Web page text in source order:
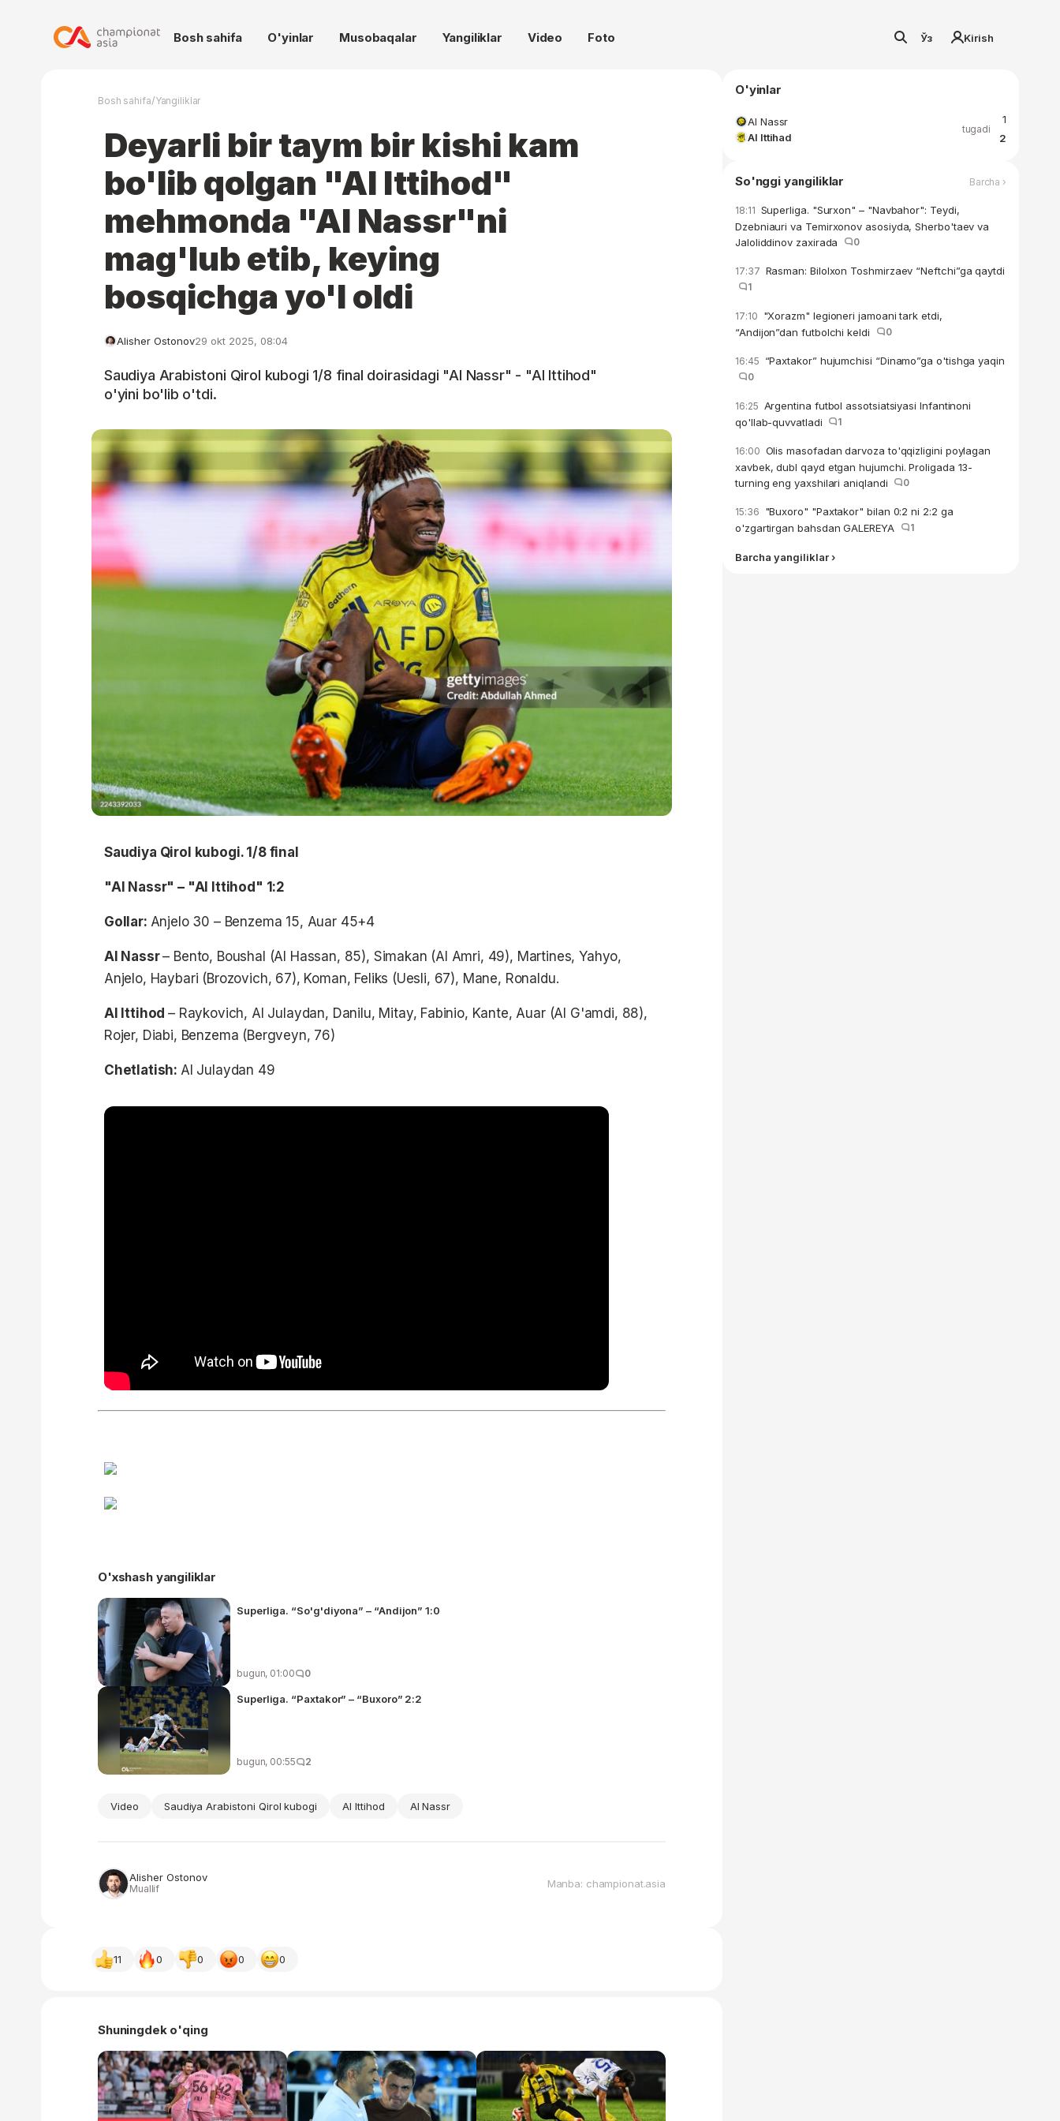
Bosh sahifa O'yinlar Musobaqalar Yangiliklar Video Foto Ўз Kirish
Bosh sahifa/Yangiliklar
Deyarli bir taym bir kishi kam
bo'lib qolgan "Al Ittihod"
mehmonda "Al Nassr"ni
mag'lub etib, keying
bosqichga yo'l oldi
Alisher Ostonov29 okt 2025, 08:04
Saudiya Arabistoni Qirol kubogi 1/8 final doirasidagi "Al Nassr" - "Al Ittihod"
o'yini bo'lib o'tdi.
Saudiya Qirol kubogi. 1/8 final
"Al Nassr" – "Al Ittihod" 1:2
Gollar: Anjelo 30 – Benzema 15, Auar 45+4
Al Nassr– Bento, Boushal (Al Hassan, 85), Simakan (Al Amri, 49), Martines, Yahyo,
Anjelo, Haybari (Brozovich, 67), Koman, Feliks (Uesli, 67), Mane, Ronaldu.
Al Ittihod– Raykovich, Al Julaydan, Danilu, Mitay, Fabinio, Kante, Auar (Al G'amdi, 88),
Rojer, Diabi, Benzema (Bergveyn, 76)
Chetlatish: Al Julaydan 49
O'xshash yangiliklar
Superliga. “So'g'diyona” – “Andijon” 1:0
bugun, 01:00 0
Superliga. “Paxtakor” – “Buxoro” 2:2
bugun, 00:55 2
Video Saudiya Arabistoni Qirol kubogi Al Ittihod Al Nassr
Alisher Ostonov
Muallif Manba: championat.asia
11 0 0 0 0
Shuningdek o'qing
O'yinlar
Al Nassr
Al Ittihad
tugadi
1
2
So'nggi yangiliklar Barcha ›
18:11 Superliga. "Surxon" – "Navbahor": Teydi,
Dzebniauri va Temirxonov asosiyda, Sherbo'taev va
Jaloliddinov zaxirada
0
17:37 Rasman: Bilolxon Toshmirzaev “Neftchi”ga qaytdi
1
17:10 "Xorazm" legioneri jamoani tark etdi,
“Andijon”dan futbolchi keldi
0
16:45 “Paxtakor” hujumchisi “Dinamo”ga o'tishga yaqin
0
16:25 Argentina futbol assotsiatsiyasi Infantinoni
qo'llab-quvvatladi
1
16:00 Olis masofadan darvoza to'qqizligini poylagan
xavbek, dubl qayd etgan hujumchi. Proligada 13-
turning eng yaxshilari aniqlandi
0
15:36 "Buxoro" "Paxtakor" bilan 0:2 ni 2:2 ga
o'zgartirgan bahsdan GALEREYA
1
Barcha yangiliklar ›